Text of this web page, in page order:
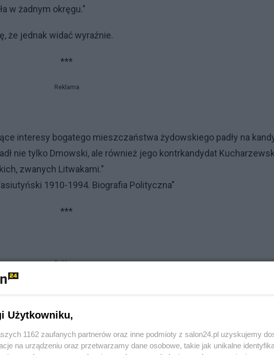
w żadnym okręgu."
że jednak widać wyraźnie.
***
Reklama
interesy bogatego mieszczaństwa żydowskiego padły na
nie tylko Dmowski, ale również jego kontrkandydat
zwanych Litwakami."
1910-1994. Biografia Polityczna"
***
Reklama
1912 r.
nie wypowiecie w sprawie postawionego tu wniosku, żądającego,
w Warszawie. Uczyniłem to dlatego, że nie leżało w moich
o mandat poselski.
Użytkowniku,
1162 zaufanych partnerów oraz inne podmioty z salon24.pl uzyskujemy
na urządzeniu oraz przetwarzamy dane osobowe, takie jak unikalne